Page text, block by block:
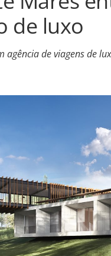
de luxo
agência de viagens de